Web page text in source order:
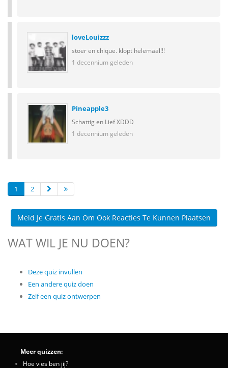
loveLouizzz
stoer en chique. klopt helemaal!!!
1 decennium geleden
Pineapple3
Schattig en Lief XDDD
1 decennium geleden
1 2
Meld Je Gratis Aan Om Ook Reacties Te Kunnen Plaatsen
WAT WIL JE NU DOEN?
Deze quiz invullen
Een andere quiz doen
Zelf een quiz ontwerpen
Meer quizzen:
Hoe vies ben jij?